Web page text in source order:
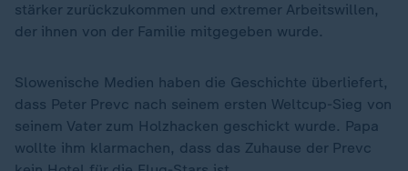
stärker zurückzukommen und extremer Arbeitswillen,
der ihnen von der Familie mitgegeben wurde.
Slowenische Medien haben die Geschichte überliefert,
dass Peter Prevc nach seinem ersten Weltcup-Sieg von
seinem Vater zum Holzhacken geschickt wurde. Papa
wollte ihm klarmachen, dass das Zuhause der Prevc